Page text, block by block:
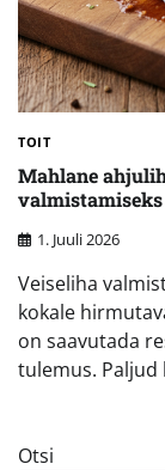
TOIT
Mahlane
valmistamiseks
1. Juuli 2026
Veiseliha
kokale
on saavutada
tulemus. Paljud
Otsi